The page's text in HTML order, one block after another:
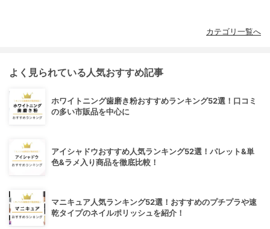
カテゴリ一覧へ
よく見られている人気おすすめ記事
ホワイトニング歯磨き粉おすすめランキング52選！口コミ
の多い市販品を中心に
アイシャドウおすすめ人気ランキング52選！パレット&単
色&ラメ入り商品を徹底比較！
マニキュア人気ランキング52選！おすすめのプチプラや速
乾タイプのネイルポリッシュを紹介！